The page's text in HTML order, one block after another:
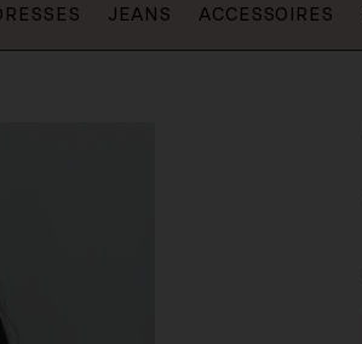
JEANS ACCESSOIRES